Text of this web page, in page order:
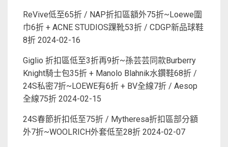
ReVive低至65折 / NAP折扣區額外75折~Loewe圍
巾6折 + ACNE STUDIOS踝靴53折 / CDGP新品球鞋
8折 2024-02-16
Giglio 折扣區低至3折再9折~孫芸芸同款Burberry
Knight騎士包35折 + Manolo Blahnik水鑽鞋68折 /
24S私密7折~LOEWE有6折 + BV全線7折 / Aesop
全線75折 2024-02-15
24S春節折扣低至75折 / Mytheresa折扣區部分額
外7折~WOOLRICH外套低至28折 2024-02-07